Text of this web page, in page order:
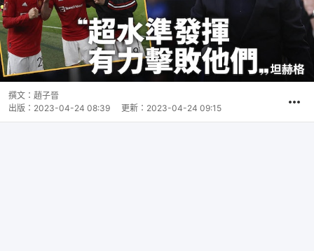
撰文： 趙子晉
出版： 2023-04-24 08:39 更新： 2023-04-24 09:15